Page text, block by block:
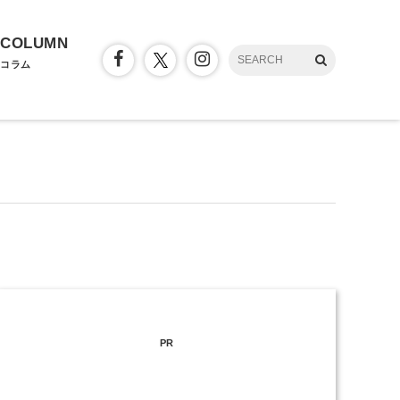
COLUMN
コラム
PR